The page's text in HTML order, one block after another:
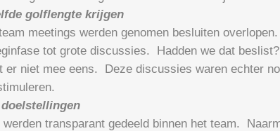
golflengte krijgen
meetings werden genomen besluiten
tot grote discussies. Hadden we dat
niet mee eens. Deze discussies waren echter
werden transparant gedeeld binnen het team.